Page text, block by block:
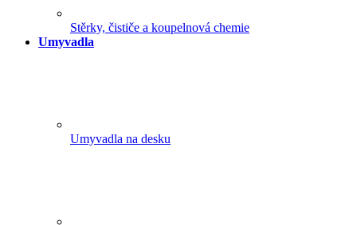
Stěrky, čističe a koupelnová chemie
Umyvadla
Umyvadla na desku